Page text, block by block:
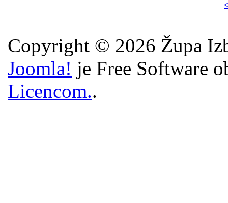
Copyright © 2026 Župa
Joomla! je Free Software
Licencom..